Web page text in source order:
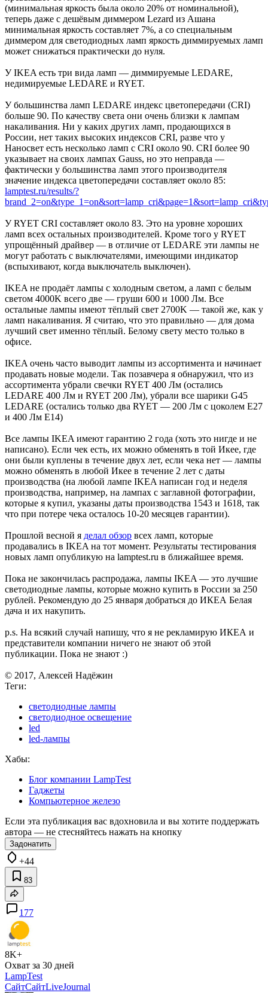
(минимальная яркость была около 20% от номинальной),
теперь даже с дешёвым диммером Lezard из Ашана
минимальная яркость составляет 7%, а со специальным
диммером для светодиодных ламп яркость диммируемых ламп
может снижаться практически до нуля.
У IKEA есть три вида ламп — диммируемые LEDARE,
недимируемые LEDARE и RYET.
У большинства ламп LEDARE индекс цветопередачи (CRI)
больше 90. По качеству света они очень близки к лампам
накаливания. Ни у каких других ламп, продающихся в
России, нет таких высоких индексов CRI, разве что у
Наносвет есть несколько ламп с CRI около 90. CRI более 90
указывает на своих лампах Gauss, но это неправда —
фактически у большинства ламп этого производителя
значение индекса цветопередачи составляет около 85:
lamptest.ru/results/?
У RYET CRI составляет около 83. Это на уровне хороших
ламп всех остальных производителей. Кроме того у RYET
упрощённый драйвер — в отличие от LEDARE эти лампы не
могут работать с выключателями, имеющими индикатор
(вспыхивают, когда выключатель выключен).
IKEA не продаёт лампы с холодным светом, а ламп с белым
светом 4000K всего две — груши 600 и 1000 Лм. Все
остальные лампы имеют тёплый свет 2700K — такой же, как у
ламп накаливания. Я считаю, что это правильно — для дома
лучший свет именно тёплый. Белому свету место только в
офисе.
IKEA очень часто выводит лампы из ассортимента и начинает
продавать новые модели. Так позавчера я обнаружил, что из
ассортимента убрали свечки RYET 400 Лм (остались
LEDARE 400 Лм и RYET 200 Лм), убрали все шарики G45
LEDARE (остались только два RYET — 200 Лм с цоколем E27
и 400 Лм E14)
Все лампы IKEA имеют гарантию 2 года (хоть это нигде и не
написано). Если чек есть, их можно обменять в той Икее, где
они были куплены в течение двух лет, если чека нет — лампы
можно обменять в любой Икее в течение 2 лет с даты
производства (на любой лампе IKEA написан год и неделя
производства, например, на лампах с заглавной фотографии,
которые я купил, указаны даты производства 1543 и 1618, так
что при потере чека осталось 10-20 месяцев гарантии).
Прошлой весной я делал обзор всех ламп, которые
продавались в IKEA на тот момент. Результаты тестирования
новых ламп опубликую на lamptest.ru в ближайшее время.
Пока не закончилась распродажа, лампы IKEA — это лучшие
светодиодные лампы, которые можно купить в России за 250
рублей. Рекомендую до 25 января добраться до ИКЕА Белая
дача и их накупить.
p.s. На всякий случай напишу, что я не рекламирую ИКЕА и
представители компании ничего не знают об этой
публикации. Пока не знают :)
© 2017, Алексей Надёжин
Теги:
светодиодные лампы
светодиодное освещение
led
led-лампы
Хабы:
Блог компании LampTest
Гаджеты
Компьютерное железо
Если эта публикация вас вдохновила и вы хотите поддержать
автора — не стесняйтесь нажать на кнопку
Задонатить
+44
83
177
8K+
Охват за 30 дней
LampTest
СайтСайтLiveJournal